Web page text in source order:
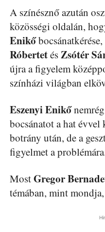
A színésznő azután
közösségi oldalán,
Enikő
RóbertetésZsótér
újra a figyelem
színházi világban
Eszenyi Enikő
bocsánatot a hat
botrány után, de a
figyelmet a
MostGregor
témában, mint